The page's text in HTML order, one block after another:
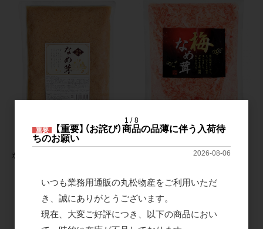
なめ茸 1kg×10袋
梅なめ茸 1kg×10袋
1 8
重要
【重要】（お詫び）商品の品薄に伴う入荷待
ちのお願い
2026-08-06
いつも業務用通販の丸松物産をご利用いただ
き、誠にありがとうございます。
現在、大変ご好評につき、以下の商品におい